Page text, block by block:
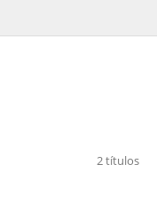
2 títulos